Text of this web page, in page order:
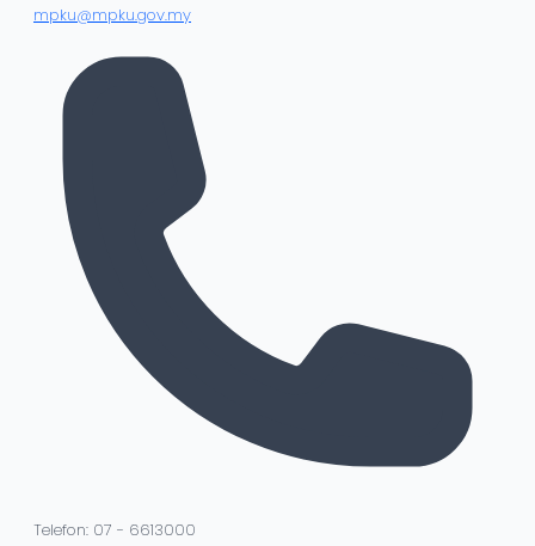
mpku@mpku.gov.my
Telefon: 07 - 6613000